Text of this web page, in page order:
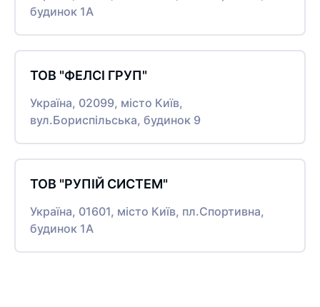
будинок 1А
ТОВ "ФЕЛСІ ГРУП"
Україна, 02099, місто Київ,
вул.Бориспільська, будинок 9
ТОВ "РУПІЙ СИСТЕМ"
Україна, 01601, місто Київ, пл.Спортивна,
будинок 1А